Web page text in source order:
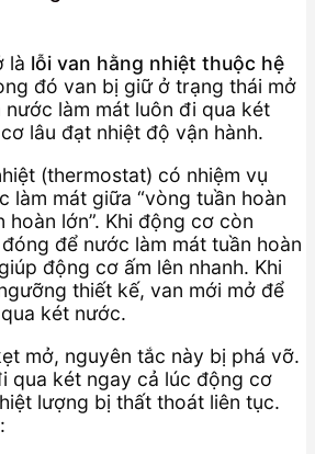
là lỗi van hằng nhiệt thuộc hệ
đó van bị giữ ở trạng thái mở
nước làm mát luôn đi qua két
lâu đạt nhiệt độ vận hành.
(thermostat) có nhiệm vụ
làm mát giữa “vòng tuần hoàn
hoàn lớn”. Khi động cơ còn
để nước làm mát tuần hoàn
động cơ ấm lên nhanh. Khi
thiết kế, van mới mở để
két nước.
mở, nguyên tắc này bị phá vỡ.
qua két ngay cả lúc động cơ
lượng bị thất thoát liên tục.